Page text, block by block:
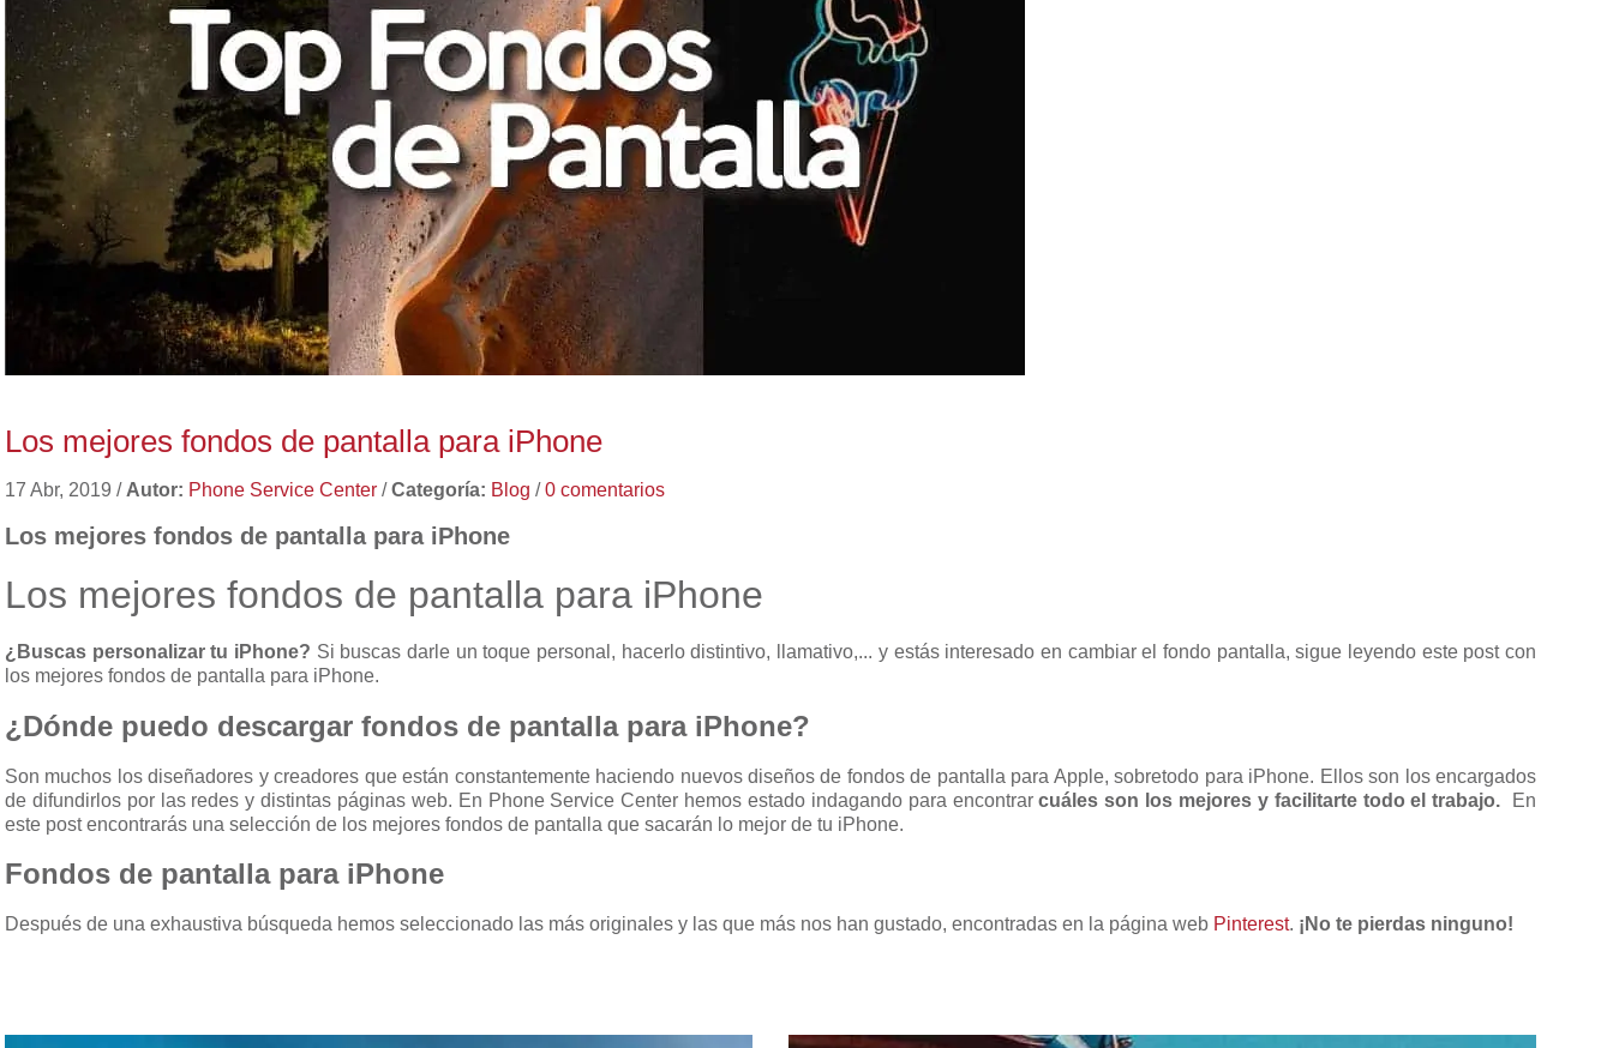
Los mejores fondos de pantalla para iPhone
17 Abr, 2019 / Autor: Phone Service Center /Categoría: Blog /0 comentarios
Los mejores fondos de pantalla para iPhone
Los mejores fondos de pantalla para iPhone
¿Buscas personalizar tu iPhone? Si buscas darle un toque personal, hacerlo distintivo, llamativo,... y estás interesado en cambiar el fondo pantalla, sigue leyendo este post con
los mejores fondos de pantalla para iPhone.
¿Dónde puedo descargar fondos de pantalla para iPhone?
Son muchos los diseñadores y creadores que están constantemente haciendo nuevos diseños de fondos de pantalla para Apple, sobretodo para iPhone. Ellos son los encargados
de difundirlos por las redes y distintas páginas web. En Phone Service Center hemos estado indagando para encontrarcuáles son los mejores y facilitarte todo el trabajo. En
este post encontrarás una selección de los mejores fondos de pantalla que sacarán lo mejor de tu iPhone.
Fondos de pantalla para iPhone
Después de una exhaustiva búsqueda hemos seleccionado las más originales y las que más nos han gustado, encontradas en la página web Pinterest. ¡No te pierdas ninguno!